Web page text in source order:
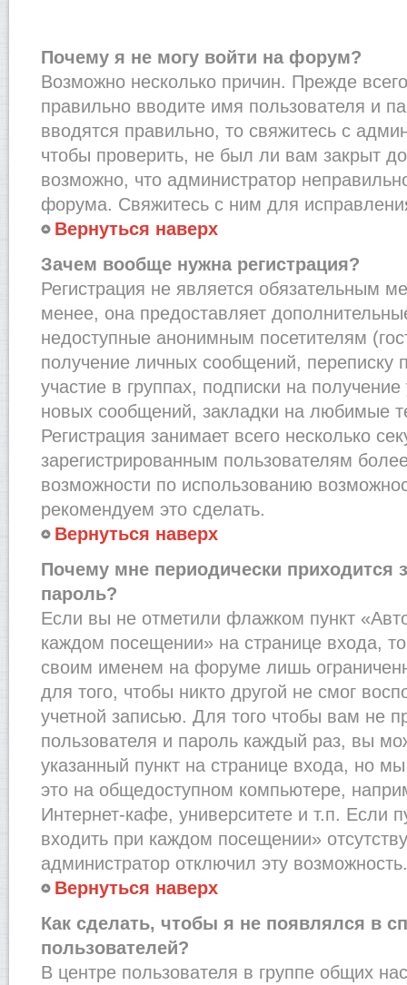
Почему я не могу войти на форум?
Возможно несколько причин. Прежде
правильно вводите имя пользователя и
вводятся правильно, то свяжитесь с
чтобы проверить, не был ли вам закрыт
возможно, что администратор
форума. Свяжитесь с ним для
Вернуться наверх
Зачем вообще нужна регистрация?
Регистрация не является обязательным
менее, она предоставляет
недоступные анонимным посетителям
получение личных сообщений, переписку
участие в группах, подписки на
новых сообщений, закладки на любимые
Регистрация занимает всего несколько
зарегистрированным пользователям
возможности по использованию
рекомендуем это сделать.
Вернуться наверх
Почему мне периодически приходится
пароль?
Если вы не отметили флажком пункт
каждом посещении» на странице входа,
своим именем на форуме лишь
для того, чтобы никто другой не смог
учетной записью. Для того чтобы вам не
пользователя и пароль каждый раз, вы
указанный пункт на странице входа, но
это на общедоступном компьютере,
Интернет-кафе, университете и т.п. Если
входить при каждом посещении»
администратор отключил эту возможность.
Вернуться наверх
Как сделать, чтобы я не появлялся в
пользователей?
В центре пользователя в группе общих